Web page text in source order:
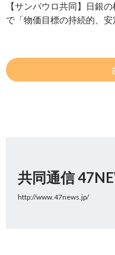
【サンパウロ共同】日銀
で「物価目標の持続的、
共同通信
http://www.47news.jp/